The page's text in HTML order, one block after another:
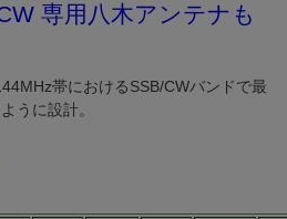
専用八木アンテナも
帯におけるSSB/CWバンドで最
うに設計。